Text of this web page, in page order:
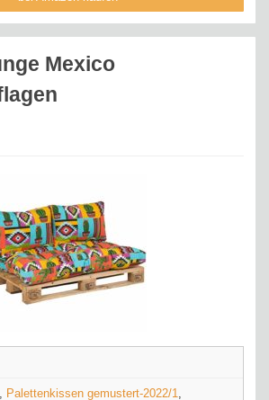
Mexico
Palettenkissen gemustert-2022/1